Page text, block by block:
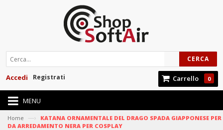
CERCA
Carrello 0
Registrati
Accedi
MENU
Home —›
KATANA ORNAMENTALE DEL DRAGO SPADA GIAPPONESE PER
DA ARREDAMENTO NERA PER COSPLAY